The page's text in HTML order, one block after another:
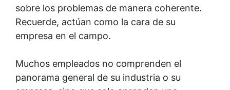
sobre los problemas de manera coherente.
Recuerde, actúan como la cara de su
empresa en el campo.
Muchos empleados no comprenden el
panorama general de su industria o su